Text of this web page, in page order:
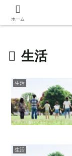
身近
生活
生活
生活
ホーム